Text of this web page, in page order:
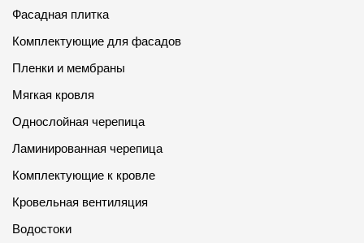
Фасадная плитка
Комплектующие для фасадов
Пленки и мембраны
Мягкая кровля
Однослойная черепица
Ламинированная черепица
Комплектующие к кровле
Кровельная вентиляция
Водостоки